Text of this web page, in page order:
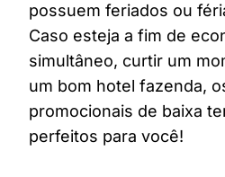
possuem feriados ou
Caso esteja a fim de
simultâneo, curtir um
um bom hotel fazenda,
promocionais de baixa
perfeitos para você!